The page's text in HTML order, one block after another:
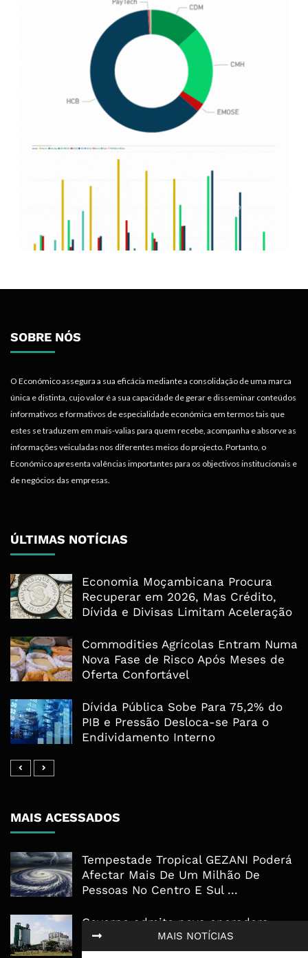
MAIS NOTÍCIAS
SOBRE NÓS
O Económico assegura a sua eficácia mediante a consolidação de uma marca
única e distinta, cujo valor é a sua capacidade de gerar e disseminar conteúdos
informativos e formativos de especialidade económica em termos tais que
estes se traduzem em mais-valias para quem recebe, acompanha e absorve as
informações veiculadas nos diferentes meios do projecto. Portanto, o
Económico apresenta valências importantes para os objectivos institucionais e
de negócios das empresas.
ÚLTIMAS NOTÍCIAS
Economia Moçambicana Procura
Recuperar em 2026, Mas Crédito,
Dívida e Divisas Limitam Aceleração
Commodities Agrícolas Entram Numa
Nova Fase de Risco Após Meses de
Oferta Confortável
Dívida Pública Sobe Para 75,2% do
PIB e Pressão Desloca-se Para o
Endividamento Interno
MAIS ACESSADOS
Tempestade Tropical GEZANI Poderá
Afectar Mais De Um Milhão De
Pessoas No Centro E Sul ...
Governo admite nova operadora
para a Mozal após suspensão das
operações